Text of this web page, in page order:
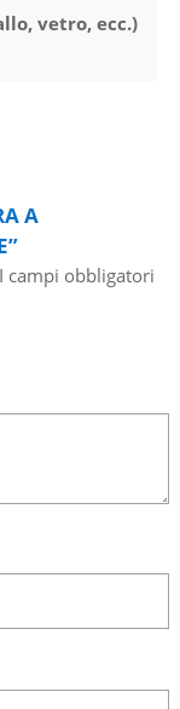
vetro, ecc.)
A
I campi obbligatori